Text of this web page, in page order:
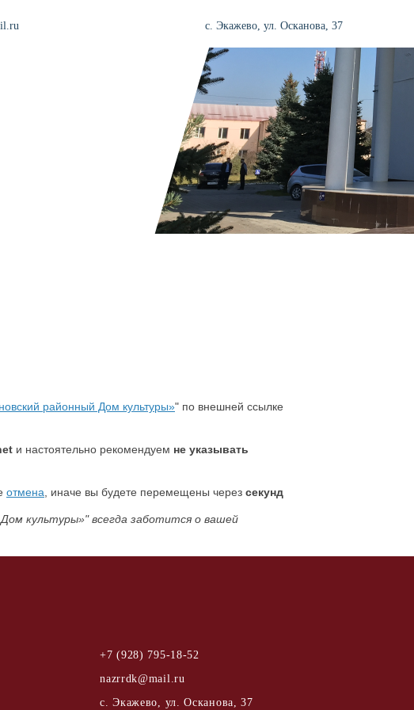
с. Экажево, ул. Осканова, 37
районный Дом культуры»" по внешней ссылке
и настоятельно рекомендуем не указывать
отмена , иначе вы будете перемещены через секунд
культуры»" всегда заботится о вашей
+7 (928) 795-18-52
nazrrdk@mail.ru
с. Экажево, ул. Осканова, 37